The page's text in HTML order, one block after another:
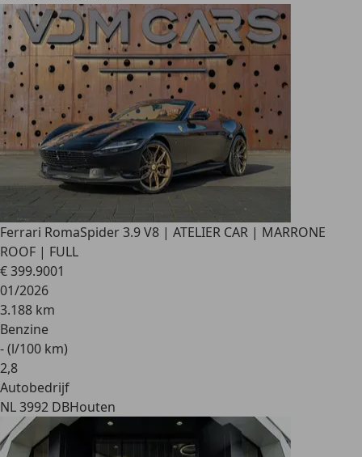
Ferrari RomaSpider 3.9 V8 | ATELIER CAR | MARRONE
ROOF | FULL
€ 399.9001
01/2026
3.188 km
Benzine
- (l/100 km)
2,8
Autobedrijf
NL 3992 DBHouten